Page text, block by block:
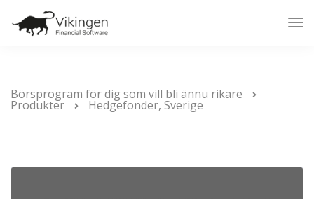
Börsprogram för dig som vill bli ännu rikare
Produkter Hedgefonder, Sverige